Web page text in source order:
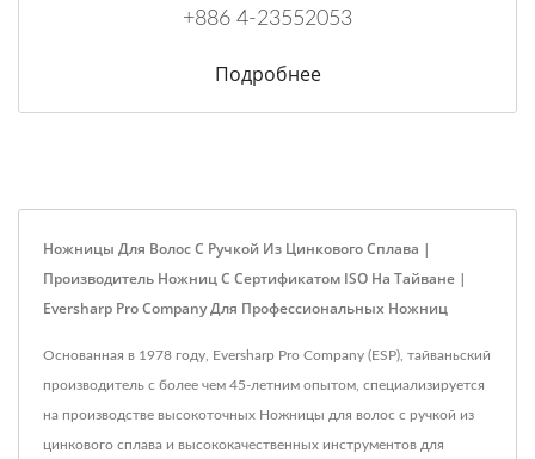
+886 4-23552053
Подробнее
Ножницы Для Волос С Ручкой Из Цинкового Сплава |
Производитель Ножниц С Сертификатом ISO На Тайване |
Eversharp Pro Company Для Профессиональных Ножниц
Основанная в 1978 году, Eversharp Pro Company (ESP), тайваньский
производитель с более чем 45-летним опытом, специализируется
на производстве высокоточных Ножницы для волос с ручкой из
цинкового сплава и высококачественных инструментов для